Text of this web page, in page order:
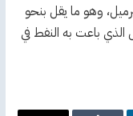
سعر 76.89 دولار للبرميل، وهو ما يقل بنحو
دولارا للبرميل الذي باعت به النفط في